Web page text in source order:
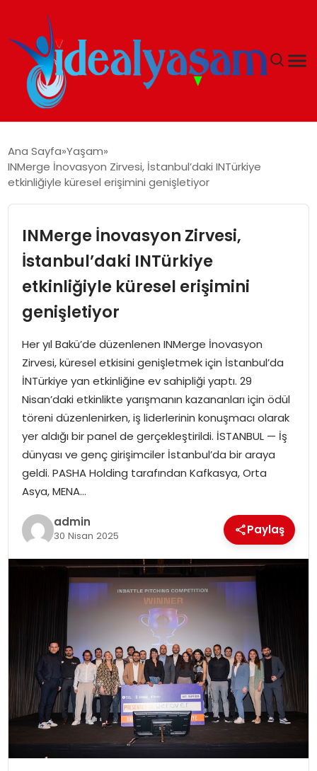
GÜNDEM
İDEAL YAŞAM
İDEAL SPOR
YAŞAM
MAGAZIN
SAĞLIK
SOSYAL HABER
Ana Sayfa Yaşam
INMerge İnovasyon Zirvesi, İstanbul’daki INTürkiye
etkinliğiyle küresel erişimini genişletiyor
INMerge İnovasyon Zirvesi,
İstanbul’daki INTürkiye
etkinliğiyle küresel erişimini
genişletiyor
Her yıl Bakü’de düzenlenen INMerge İnovasyon
Zirvesi, küresel etkisini genişletmek için İstanbul’da
İNTürkiye yan etkinliğine ev sahipliği yaptı. 29
Nisan’daki etkinlikte yarışmanın kazananları için ödül
töreni düzenlenirken, iş liderlerinin konuşmacı olarak
yer aldığı bir panel de gerçekleştirildi. İSTANBUL — İş
dünyası ve genç girişimciler İstanbul’da bir araya
geldi. PASHA Holding tarafından Kafkasya, Orta
Asya, MENA…
admin
30 Nisan 2025 Paylaş